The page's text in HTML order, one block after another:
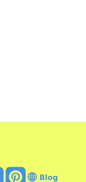
Blog